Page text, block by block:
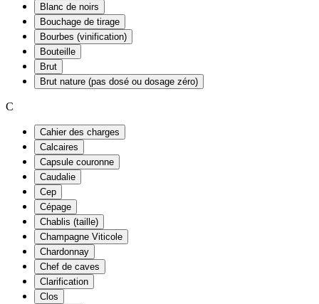
Blanc de noirs
Bouchage de tirage
Bourbes (vinification)
Bouteille
Brut
Brut nature (pas dosé ou dosage zéro)
C
Cahier des charges
Calcaires
Capsule couronne
Caudalie
Cep
Cépage
Chablis (taille)
Champagne Viticole
Chardonnay
Chef de caves
Clarification
Clos